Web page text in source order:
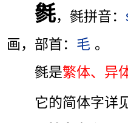
毿，毿拼音：
画，部首： 毛 。
毿是繁体、异
它的简体字详